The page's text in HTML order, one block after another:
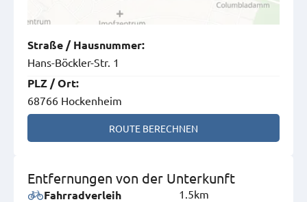
Straße / Hausnummer:
Hans-Böckler-Str. 1
PLZ /Ort:
68766 Hockenheim
ROUTE BERECHNEN
Entfernungen von der Unterkunft
Fahrradverleih 1.5km